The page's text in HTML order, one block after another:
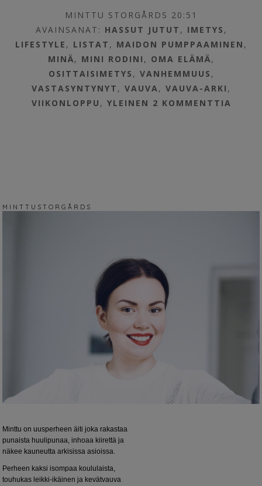
MINTTU STORGÅRDS 20:51
AVAINSANAT: HASSUT JUTUT , IMETYS ,
LIFESTYLE , LISTAT , MAIDON PUMPPAAMINEN ,
MINÄ, MINI RODINI , OMA ELÄMÄ,
OSITTAISIMETYS , VANHEMMUUS ,
VASTASYNTYNYT ,VAUVA,VAUVA-ARKI ,
VIIKONLOPPU , YLEINEN 2 KOMMENTTIA
M I N T T U S T O R G Å R D S
Minttu on uusperheen äiti joka rakastaa
punaista huulipunaa, inhoaa kiirettä ja
näkee kauneutta arkisissa asioissa.
Perheen kaksi isompaa koululaista,
touhukas leikki-ikäinen ja kevätvauva